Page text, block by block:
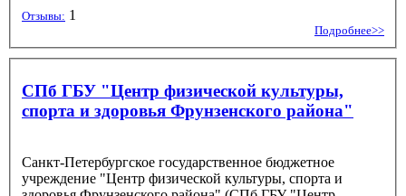
Отзывы: 1
Подробнее>>
СПб ГБУ "Центр физической культуры,
спорта и здоровья Фрунзенского района"
Санкт-Петербургское государственное бюджетное
учреждение "Центр физической культуры, спорта и